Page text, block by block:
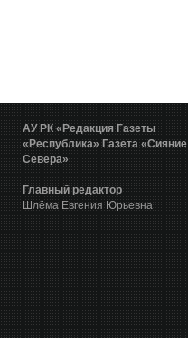
АУ РК «Редакция Газеты
«Республика» Газета «Сияние
Севера»
Главный редактор
Шлёма Евгения Юрьевна